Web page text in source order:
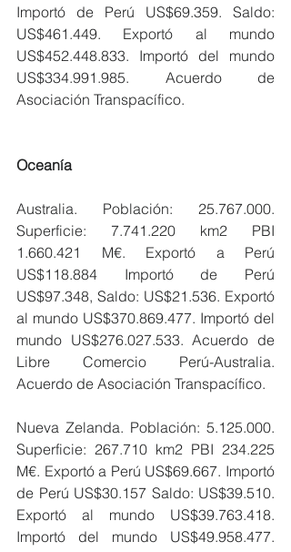
Importó de Perú US$69.359. Saldo:
US$461.449. Exportó al mundo
US$452.448.833. Importó del mundo
US$334.991.985. Acuerdo de
Asociación Transpacífico.
Oceanía
Australia. Población: 25.767.000.
Superficie: 7.741.220 km2 PBI
1.660.421 M€. Exportó a Perú
US$118.884 Importó de Perú
US$97.348, Saldo: US$21.536. Exportó
al mundo US$370.869.477. Importó del
mundo US$276.027.533. Acuerdo de
Libre Comercio Perú-Australia.
Acuerdo de Asociación Transpacífico.
Nueva Zelanda. Población: 5.125.000.
Superficie: 267.710 km2 PBI 234.225
M€. Exportó a Perú US$69.667. Importó
de Perú US$30.157 Saldo: US$39.510.
Exportó al mundo US$39.763.418.
Importó del mundo US$49.958.477.